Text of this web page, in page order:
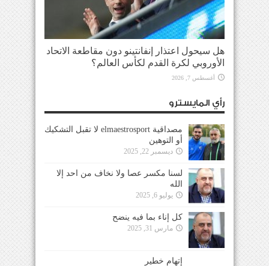
هل سيحول اعتذار إنفانتينو دون مقاطعة الاتحاد
الأوروبي لكرة القدم لكأس العالم؟
أغسطس 7, 2026
رأي المايسترو
مصداقية elmaestrosport لا تقبل التشكيك
أو التوهين
ديسمبر 22, 2025
لسنا مكسر عصا ولا نخاف من احد إلا
الله
يوليو 6, 2025
كل إناء بما فيه ينضح
مارس 31, 2025
إتهام خطير